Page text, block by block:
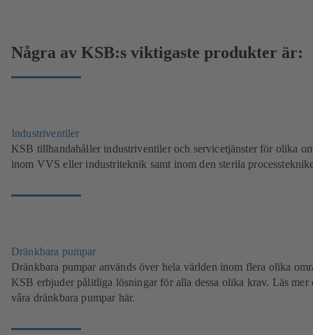
Några av KSB:s viktigaste produkter är:
Industriventiler
KSB tillhandahåller industriventiler och servicetjänster för olika
inom VVS eller industriteknik samt inom den sterila
Dränkbara pumpar
Dränkbara pumpar används över hela världen inom flera olika
KSB erbjuder pålitliga lösningar för alla dessa olika krav. Läs mer
våra dränkbara pumpar här.